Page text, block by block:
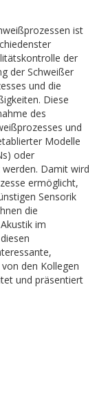
ist
der
der Schweißer
und die
Diese
des
und
Modelle
oder
Damit wird
ermöglicht,
Sensorik
die
im
den Kollegen
und präsentiert